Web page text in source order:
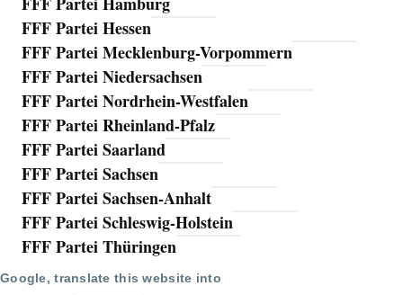
FFF Partei Hessen
FFF Partei Mecklenburg-Vorpommern
FFF Partei Niedersachsen
FFF Partei Nordrhein-Westfalen
FFF Partei Rheinland-Pfalz
FFF Partei Saarland
FFF Partei Sachsen
FFF Partei Sachsen-Anhalt
FFF Partei Schleswig-Holstein
FFF Partei Thüringen
Google, translate this website into